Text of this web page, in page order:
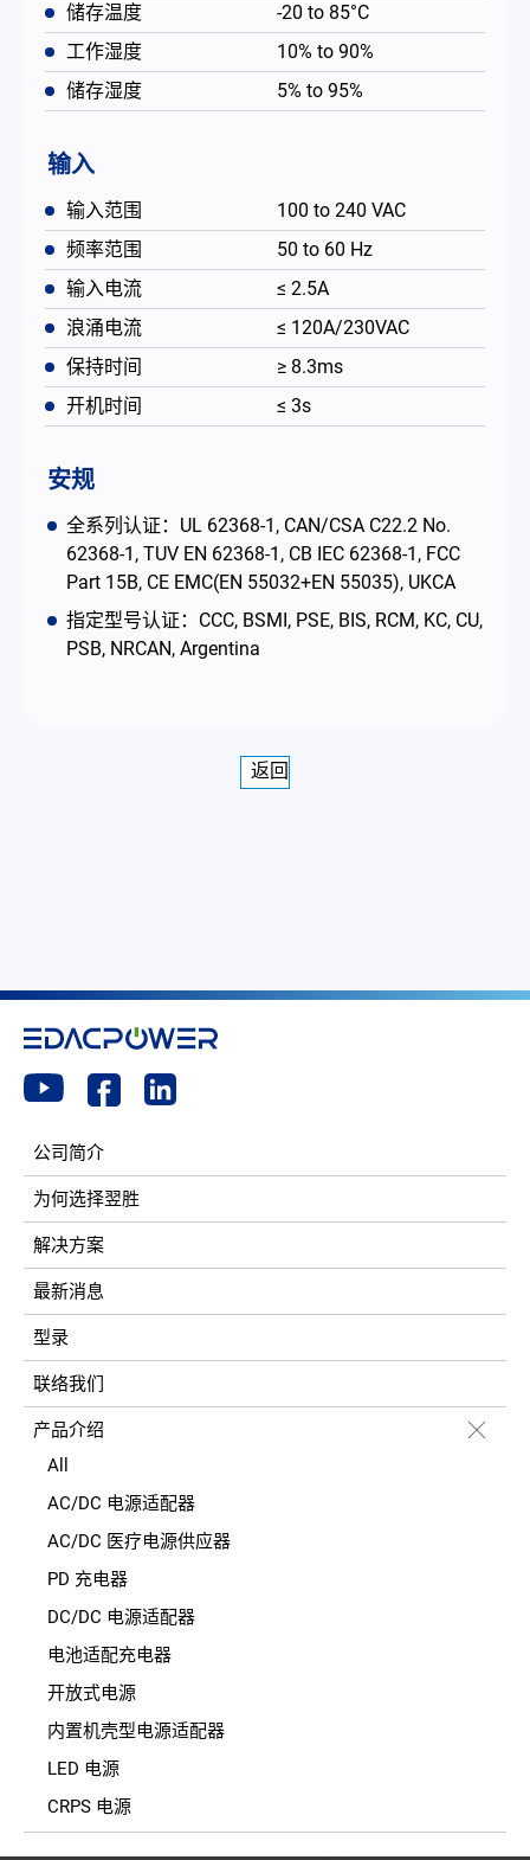
储存温度
-20 to 85°C
工作湿度
10% to 90%
储存湿度
5% to 95%
输入
输入范围
100 to 240 VAC
频率范围
50 to 60 Hz
输入电流
≤ 2.5A
浪涌电流
≤ 120A/230VAC
保持时间
≥ 8.3ms
开机时间
≤ 3s
安规
全系列认证：UL 62368-1, CAN/CSA C22.2 No.
62368-1, TUV EN 62368-1, CB IEC 62368-1, FCC
Part 15B, CE EMC(EN 55032+EN 55035), UKCA
指定型号认证：CCC, BSMI, PSE, BIS, RCM, KC, CU,
PSB, NRCAN, Argentina
返回
公司简介
为何选择翌胜
解决方案
最新消息
型录
联络我们
产品介绍
All
AC/DC 电源适配器
AC/DC 医疗电源供应器
PD 充电器
DC/DC 电源适配器
电池适配充电器
开放式电源
内置机壳型电源适配器
LED 电源
CRPS 电源